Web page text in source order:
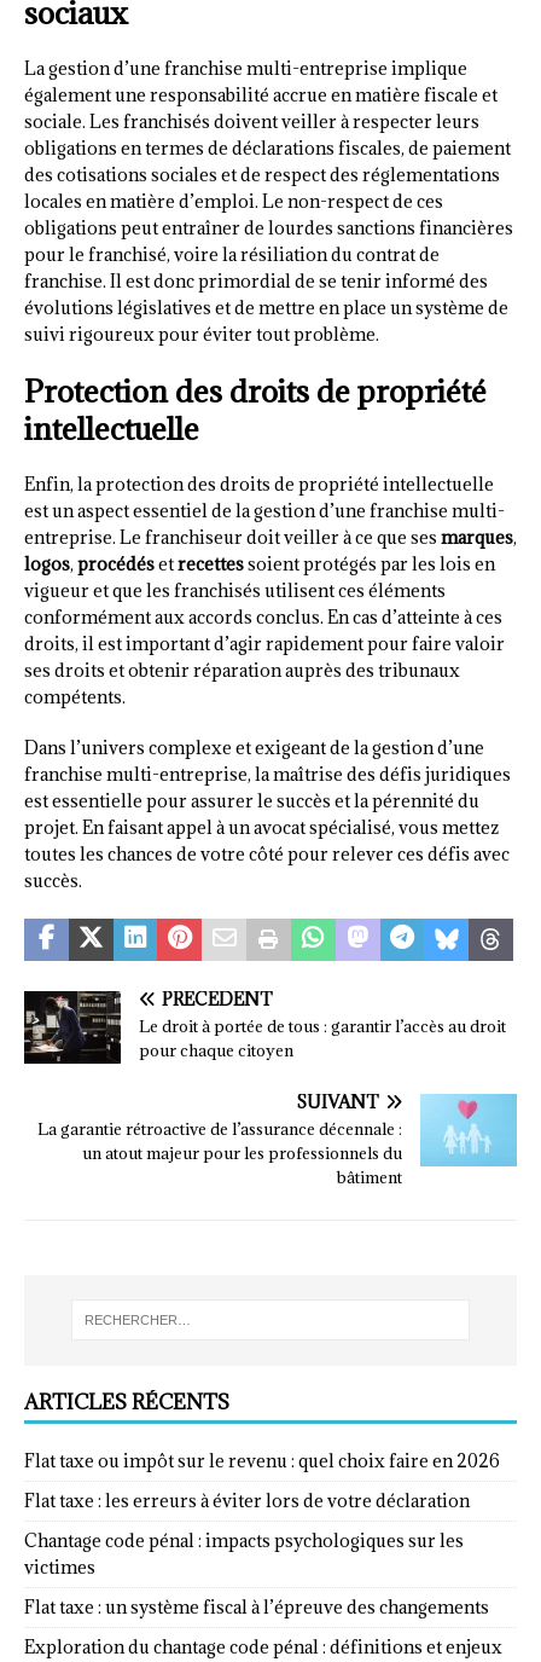
sociaux
La gestion d’une franchise multi-entreprise implique
également une responsabilité accrue en matière fiscale et
sociale. Les franchisés doivent veiller à respecter leurs
obligations en termes de déclarations fiscales, de paiement
des cotisations sociales et de respect des réglementations
locales en matière d’emploi. Le non-respect de ces
obligations peut entraîner de lourdes sanctions financières
pour le franchisé, voire la résiliation du contrat de
franchise. Il est donc primordial de se tenir informé des
évolutions législatives et de mettre en place un système de
suivi rigoureux pour éviter tout problème.
Protection des droits de propriété
intellectuelle
Enfin, la protection des droits de propriété intellectuelle
est un aspect essentiel de la gestion d’une franchise multi-
entreprise. Le franchiseur doit veiller à ce que ses marques,
logos, procédésetrecettessoient protégés par les lois en
vigueur et que les franchisés utilisent ces éléments
conformément aux accords conclus. En cas d’atteinte à ces
droits, il est important d’agir rapidement pour faire valoir
ses droits et obtenir réparation auprès des tribunaux
compétents.
Dans l’univers complexe et exigeant de la gestion d’une
franchise multi-entreprise, la maîtrise des défis juridiques
est essentielle pour assurer le succès et la pérennité du
projet. En faisant appel à un avocat spécialisé, vous mettez
toutes les chances de votre côté pour relever ces défis avec
succès.
PRÉCÉDENT
Le droit à portée de tous : garantir l’accès au droit
pour chaque citoyen
SUIVANT
La garantie rétroactive de l’assurance décennale :
un atout majeur pour les professionnels du
bâtiment
ARTICLES RÉCENTS
Flat taxe ou impôt sur le revenu : quel choix faire en 2026
Flat taxe : les erreurs à éviter lors de votre déclaration
Chantage code pénal : impacts psychologiques sur les
victimes
Flat taxe : un système fiscal à l’épreuve des changements
Exploration du chantage code pénal : définitions et enjeux